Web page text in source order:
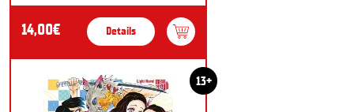
14,00€ Details
13+